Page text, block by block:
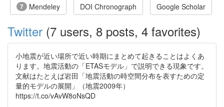
7 Mendeley DOI Chronograph Google Scholar
Twitter (7 users, 8 posts, 4 favorites)
小地震が近い場所で近い時期にまとめて起きることはよくあ
ります。地震活動の「ETASモデル」で説明できる現象です。
文献はたとえば岩田「地震活動の時空間分布を表すための定
量的モデルの展開」（地震2009年）
https://t.co/vAvW8oNsQD